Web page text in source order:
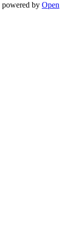
powered by Open